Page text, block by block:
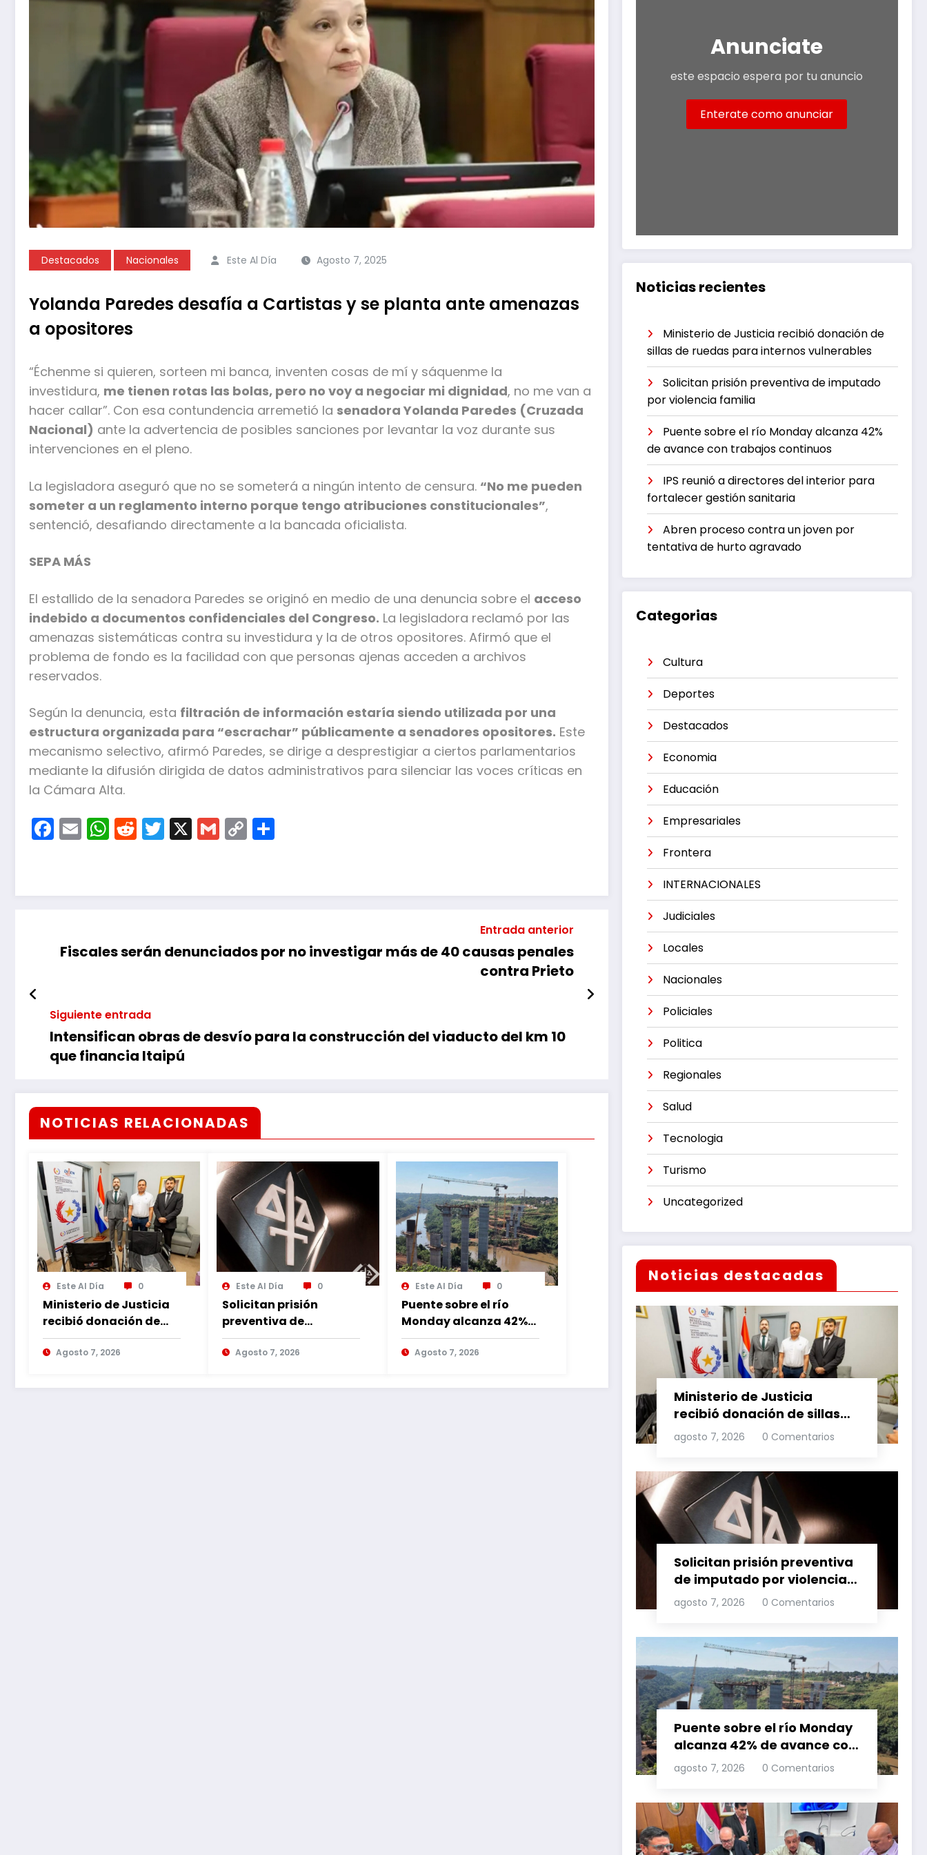
Destacados Nacionales Este Al Día Agosto 7, 2025
Yolanda Paredes desafía a Cartistas y se planta ante amenazas
a opositores
“Échenme si quieren, sorteen mi banca, inventen cosas de mí y sáquenme la
investidura, me tienen rotas las bolas, pero no voy a negociar mi dignidad, no me van a
hacer callar”. Con esa contundencia arremetió la senadora Yolanda Paredes (Cruzada
Nacional) ante la advertencia de posibles sanciones por levantar la voz durante sus
intervenciones en el pleno.
La legisladora aseguró que no se someterá a ningún intento de censura. “No me pueden
someter a un reglamento interno porque tengo atribuciones constitucionales”,
sentenció, desafiando directamente a la bancada oficialista.
SEPA MÁS
El estallido de la senadora Paredes se originó en medio de una denuncia sobre el acceso
indebido a documentos confidenciales del Congreso. La legisladora reclamó por las
amenazas sistemáticas contra su investidura y la de otros opositores. Afirmó que el
problema de fondo es la facilidad con que personas ajenas acceden a archivos
reservados.
Según la denuncia, esta filtración de información estaría siendo utilizada por una
estructura organizada para “escrachar” públicamente a senadores opositores. Este
mecanismo selectivo, afirmó Paredes, se dirige a desprestigiar a ciertos parlamentarios
mediante la difusión dirigida de datos administrativos para silenciar las voces críticas en
la Cámara Alta.
Facebook
EmailWhatsApp
Reddit
Twitter
X Gmail
Copy
Link
Entrada anterior
Fiscales serán denunciados por no investigar más de 40 causas penales
contra Prieto
Siguiente entrada
Intensifican obras de desvío para la construcción del viaducto del km 10
que financia Itaipú
NOTICIAS RELACIONADAS
Este Al Día 0
Ministerio de Justicia
recibió donación de
sillas de ruedas para
internos vulnerables
Agosto 7, 2026
Este Al Día 0
Solicitan prisión
preventiva de
imputado por
violencia familia
Agosto 7, 2026
Este Al Día 0
Puente sobre el río
Monday alcanza 42%
de avance con
trabajos continuos
Agosto 7, 2026
Anunciate
este espacio espera por tu anuncio
Enterate como anunciar
Noticias recientes
Ministerio de Justicia recibió donación de
sillas de ruedas para internos vulnerables
Solicitan prisión preventiva de imputado
por violencia familia
Puente sobre el río Monday alcanza 42%
de avance con trabajos continuos
IPS reunió a directores del interior para
fortalecer gestión sanitaria
Abren proceso contra un joven por
tentativa de hurto agravado
Categorias
Cultura
Deportes
Destacados
Economia
Educación
Empresariales
Frontera
INTERNACIONALES
Judiciales
Locales
Nacionales
Policiales
Politica
Regionales
Salud
Tecnologia
Turismo
Uncategorized
Noticias destacadas
Ministerio de Justicia
recibió donación de sillas
de ruedas para internos
vulnerables
agosto 7, 2026 0 Comentarios
Solicitan prisión preventiva
de imputado por violencia
familia
agosto 7, 2026 0 Comentarios
Puente sobre el río Monday
alcanza 42% de avance con
trabajos continuos
agosto 7, 2026 0 Comentarios